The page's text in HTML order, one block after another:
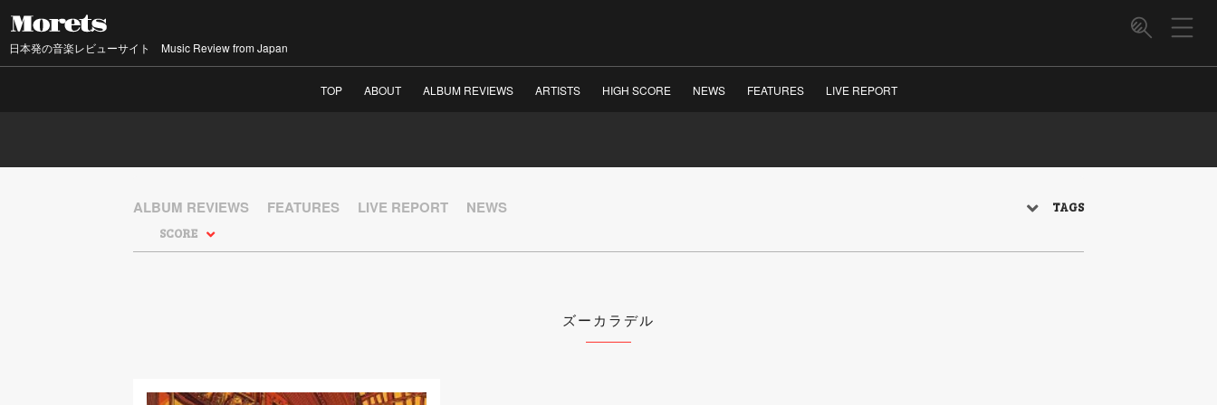
日本発の音楽レビューサイト Music Review from Japan
TOP ABOUT ALBUM REVIEWS ARTISTS HIGH SCORE NEWS FEATURES LIVE REPORT
ALBUM REVIEWS
SCORE
FEATURES LIVE REPORT NEWS TAGS
ズーカラデル